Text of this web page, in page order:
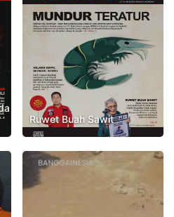
Ruwet Buah Sawit